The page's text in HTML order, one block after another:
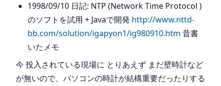
1998/09/10 日記: NTP (Network Time Protocol )
のソフトを試用 + Javaで開発 http://www.nttd-
bb.com/solution/igapyon1/ig980910.htm 昔書
いたメモ
今 投入されている現場に とりあえず まだ壁時計など
が無いので、パソコンの時計が結構重要だったりする